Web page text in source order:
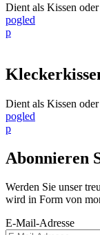
Dient als Kissen
pogled
p
Dient als Kissen
pogled
p
Abonnieren
Werden Sie unser
wird in Form von
E-Mail-Adresse